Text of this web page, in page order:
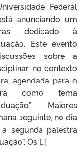
Federal
anunciando um
dedicado à
Este evento
sobre a
no contexto
agendada para o
como tema
Maiores
seguinte, no dia
segunda palestra
Os […]